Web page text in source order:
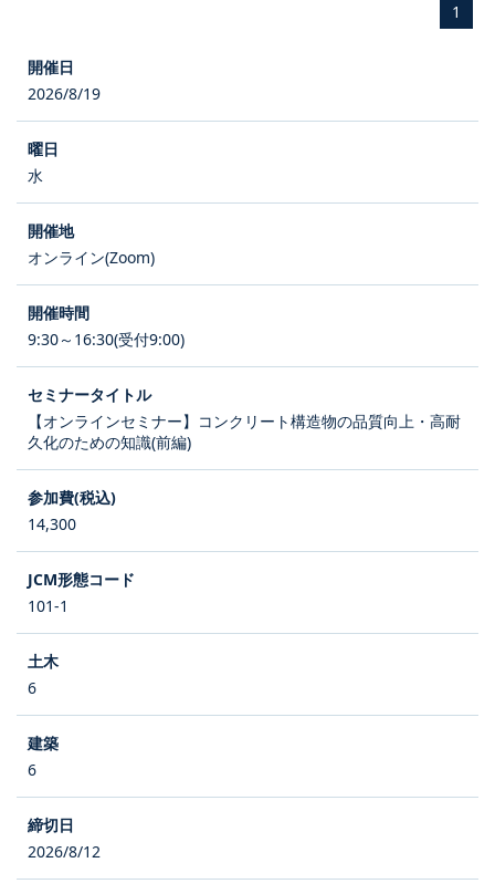
1
2026/8/19
水
オンライン(Zoom)
9:30～16:30(受付9:00)
【オンラインセミナー】コンクリート構造物の品質向上・高耐
久化のための知識(前編)
14,300
101-1
6
6
2026/8/12